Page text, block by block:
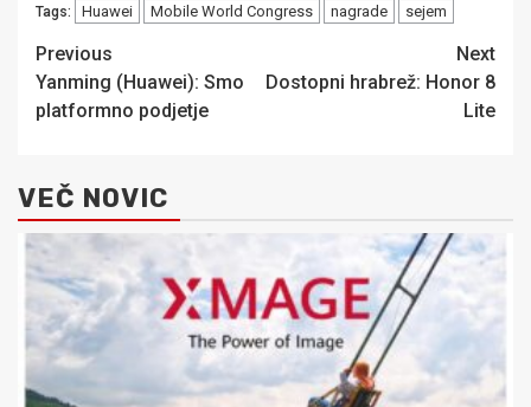
Tags: Huawei Mobile World Congress nagrade sejem
Post
navigation
Previous
Yanming (Huawei): Smo
platformno podjetje
Next
Dostopni hrabrež: Honor 8
Lite
VEČ NOVIC